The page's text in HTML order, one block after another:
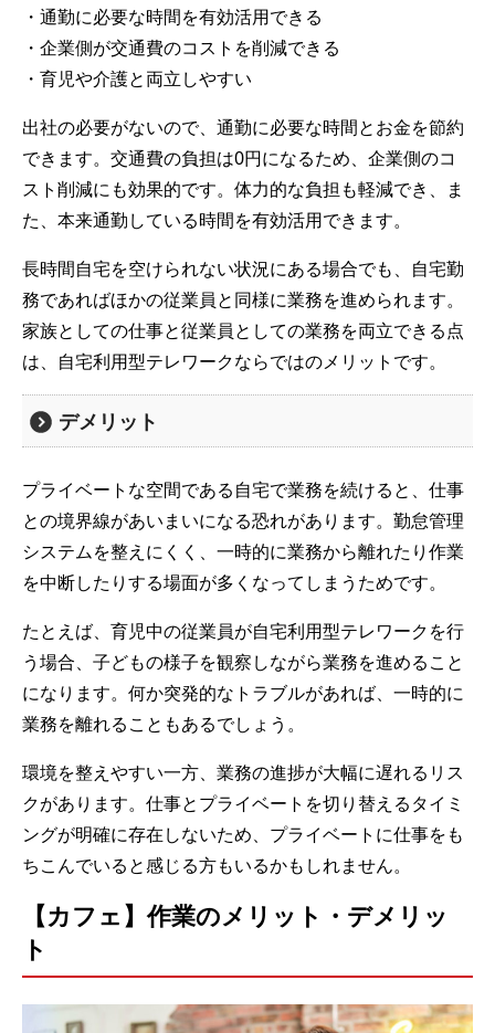
・通勤に必要な時間を有効活用できる
・企業側が交通費のコストを削減できる
・育児や介護と両立しやすい
出社の必要がないので、通勤に必要な時間とお金を節約
できます。交通費の負担は0円になるため、企業側のコ
スト削減にも効果的です。体力的な負担も軽減でき、ま
た、本来通勤している時間を有効活用できます。
長時間自宅を空けられない状況にある場合でも、自宅勤
務であればほかの従業員と同様に業務を進められます。
家族としての仕事と従業員としての業務を両立できる点
は、自宅利用型テレワークならではのメリットです。
デメリット
プライベートな空間である自宅で業務を続けると、仕事
との境界線があいまいになる恐れがあります。勤怠管理
システムを整えにくく、一時的に業務から離れたり作業
を中断したりする場面が多くなってしまうためです。
たとえば、育児中の従業員が自宅利用型テレワークを行
う場合、子どもの様子を観察しながら業務を進めること
になります。何か突発的なトラブルがあれば、一時的に
業務を離れることもあるでしょう。
環境を整えやすい一方、業務の進捗が大幅に遅れるリス
クがあります。仕事とプライベートを切り替えるタイミ
ングが明確に存在しないため、プライベートに仕事をも
ちこんでいると感じる方もいるかもしれません。
【カフェ】作業のメリット・デメリッ
ト